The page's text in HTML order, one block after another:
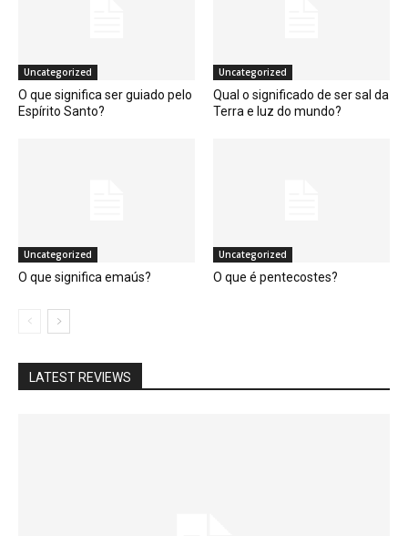
Uncategorized
O que significa ser guiado pelo
Espírito Santo?
Uncategorized
Qual o significado de ser sal da
Terra e luz do mundo?
Uncategorized
O que significa emaús?
Uncategorized
O que é pentecostes?
LATEST REVIEWS